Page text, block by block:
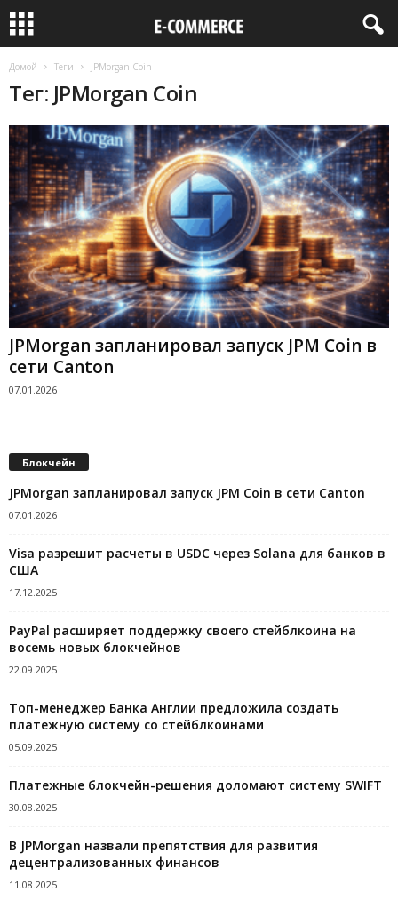
Домой Теги JPMorgan Coin
Тег: JPMorgan Coin
JPMorgan запланировал запуск JPM Coin в
сети Canton
07.01.2026
Блокчейн
JPMorgan запланировал запуск JPM Coin в сети Canton
07.01.2026
Visa разрешит расчеты в USDC через Solana для банков в
США
17.12.2025
PayPal расширяет поддержку своего стейблкоина на
восемь новых блокчейнов
22.09.2025
Топ-менеджер Банка Англии предложила создать
платежную систему со стейблкоинами
05.09.2025
Платежные блокчейн-решения доломают систему SWIFT
30.08.2025
В JPMorgan назвали препятствия для развития
децентрализованных финансов
11.08.2025